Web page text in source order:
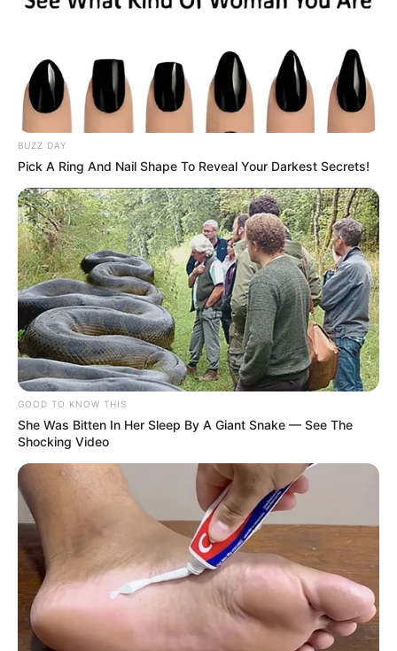
publicação do Reajuste do Piso Nacional no Diário Oficial, apesar
ao reajuste, exatamente como é possível conferir.
Havia muitas especulações sobre o fato,se o presidente, Jair
Bolsonaro, iria sancionar o reajuste ou não, porém, a presidente da
CONACS - Confederação Nacional dos Agentes de Saúde,Ilda
lideranças do Governo, inclusive, com Eduardo Gomes,líder do
Governo no Congresso Nacional. Tal acordo assegurava que
estava tudo certo e que a categoria poderia respirar aliviada.
Valor que garante o Reajuste do Piso Nacional dos Agentes
Comunitários e de Combate às Endemias. —Foto/Reprodução
BUZZ DAY
Pick A Ring And Nail Shape To Reveal Your Darkest Secrets!
GOOD TO KNOW THIS
She Was Bitten In Her Sleep By A Giant Snake — See The
Shocking Video